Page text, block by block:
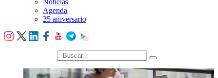
Agenda
25 aniversario
búsqueda